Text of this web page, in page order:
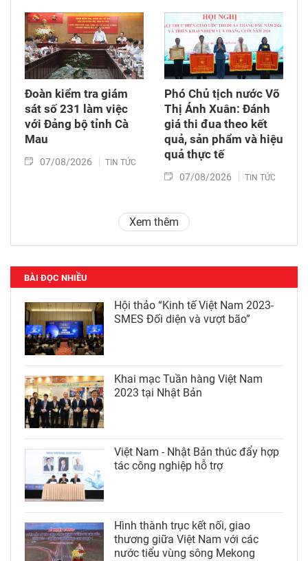
Đoàn kiểm tra giám
sát số 231 làm việc
với Đảng bộ tỉnh Cà
Mau
07/08/2026 TIN TỨC
Phó Chủ tịch nước Võ
Thị Ánh Xuân: Đánh
giá thi đua theo kết
quả, sản phẩm và hiệu
quả thực tế
07/08/2026 TIN TỨC
Xem thêm
BÀI ĐỌC NHIỀU
Hội thảo “Kinh tế Việt Nam 2023-
SMES Đối diện và vượt bão”
Khai mạc Tuần hàng Việt Nam
2023 tại Nhật Bản
Việt Nam - Nhật Bản thúc đẩy hợp
tác công nghiệp hỗ trợ
Hình thành trục kết nối, giao
thương giữa Việt Nam với các
nước tiểu vùng sông Mekong